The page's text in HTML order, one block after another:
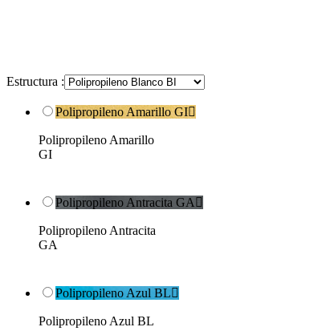
Estructura :
Polipropileno Amarillo GI
Polipropileno Amarillo
GI
Polipropileno Antracita GA 
Polipropileno Antracita
GA
Polipropileno Azul BL
Polipropileno Azul BL